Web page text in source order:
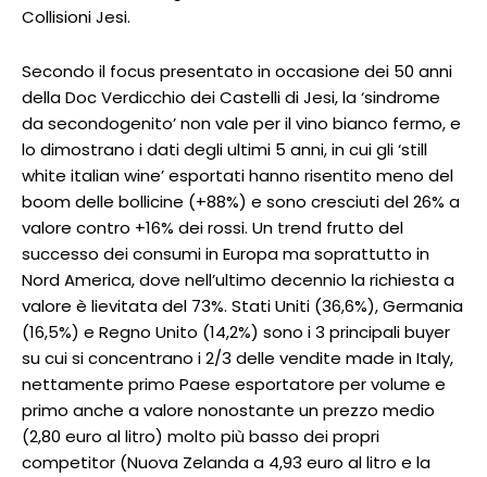
Collisioni Jesi.
Secondo il focus presentato in occasione dei 50 anni
della Doc Verdicchio dei Castelli di Jesi, la ‘sindrome
da secondogenito’ non vale per il vino bianco fermo, e
lo dimostrano i dati degli ultimi 5 anni, in cui gli ‘still
white italian wine’ esportati hanno risentito meno del
boom delle bollicine (+88%) e sono cresciuti del 26% a
valore contro +16% dei rossi. Un trend frutto del
successo dei consumi in Europa ma soprattutto in
Nord America, dove nell’ultimo decennio la richiesta a
valore è lievitata del 73%. Stati Uniti (36,6%), Germania
(16,5%) e Regno Unito (14,2%) sono i 3 principali buyer
su cui si concentrano i 2/3 delle vendite made in Italy,
nettamente primo Paese esportatore per volume e
primo anche a valore nonostante un prezzo medio
(2,80 euro al litro) molto più basso dei propri
competitor (Nuova Zelanda a 4,93 euro al litro e la